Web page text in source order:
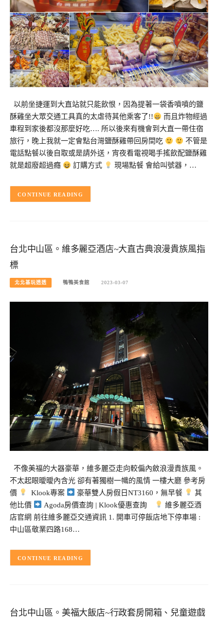
以前坐捷運到大直站就只能飲恨，因為提著一袋香噴噴的鹽
酥雞坐大眾交通工具真的太虐待其他乘客了!!
而且炸物經過
車程到家後都沒那麼好吃…. 所以後來有機會到大直一帶住宿
旅行，晚上我就一定會點台灣鹽酥雞帶回房間吃
不管是
電話點餐以後自取或是請外送，宵夜看電視喝手搖飲配鹽酥雞
就是超廢超過癮
訂購方式 現場點餐 會給叫號器，…
CONTINUE READING
台北中山區。維多麗亞酒店~大直古典浪漫貴族風指
標
北北基玩透透 鴨鴨美食館 2023-03-07
不像美福的大器豪華，維多麗亞走向較偏內斂浪漫貴族風。
不太起眼曖曖內含光 卻有著獨樹一幟的風情 一樓大廳 參考房
價
Klook專案 豪華雙人房假日NT3160，無早餐
其
他比價
Agoda房價查詢 | Klook優惠查詢
維多麗亞酒
店官網 前往維多麗亞交通資訊 1. 開車可停飯店地下停車場 :
中山區敬業四路168…
CONTINUE READING
台北中山區。美福大飯店~行政套房開箱、兒童遊戲